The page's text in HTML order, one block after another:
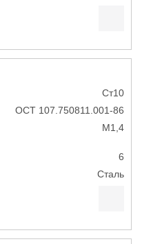
Ст10
ОСТ 107.750811.001-86
М1,4
6
Сталь